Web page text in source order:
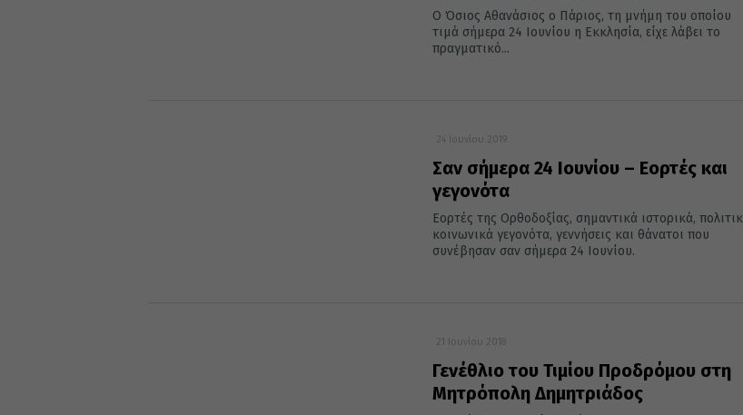
Ο Όσιος Αθανάσιος ο Πάριος, τη μνήμη του οποίου
τιμά σήμερα 24 Ιουνίου η Εκκλησία, είχε λάβει το
πραγματικό...
24 Ιουνίου 2019
Σαν σήμερα 24 Ιουνίου – Εορτές και
γεγονότα
Εορτές της Ορθοδοξίας, σημαντικά ιστορικά,
κοινωνικά γεγονότα, γεννήσεις και θάνατοι που
συνέβησαν σαν σήμερα 24 Ιουνίου.
21 Ιουνίου 2018
Γενέθλιο του Τιμίου Προδρόμου στη
Μητρόπολη Δημητριάδος